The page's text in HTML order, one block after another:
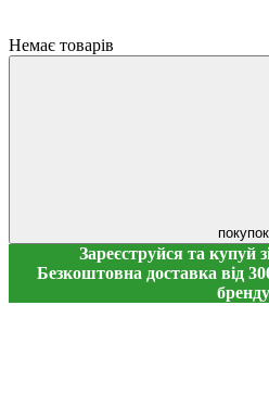
Немає товарів
покупок
Зареєструйся та купуй
Безкоштовна доставка від
бренду